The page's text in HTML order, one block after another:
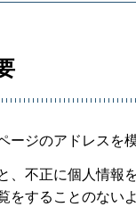
ージのアドレスを
、不正に個人情報
することのない